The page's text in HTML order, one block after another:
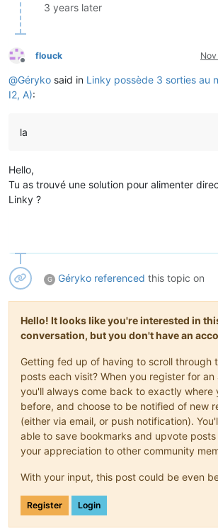
3 years later
Offline
flouck
@Géryko said in Linky possède 3 sorties au
I2, A):
la
Hello,
Tu as trouvé une solution pour alimenter
Linky ?
G Géryko referenced this topic on
Hello! It looks like you're interested in
conversation, but you don't have an
Getting fed up of having to scroll through
posts each visit? When you register for an
you'll always come back to exactly where
before, and choose to be notified of new
(either via email, or push notification).
able to save bookmarks and upvote
your appreciation to other community
With your input, this post could be even
Register Login